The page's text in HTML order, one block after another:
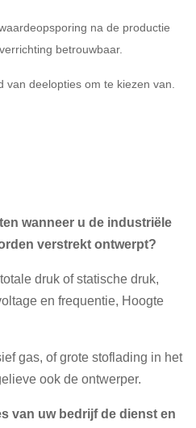
koppeling, de dekking van de
Temperatuursensor, Trillende
Systeem controleinstrument,
na de productie
betrouwbaar.
van deelopties om te kiezen van.
wanneer u de industriële
verstrekt ontwerpt?
druk of statische druk,
en frequentie, Hoogte
gas, of grote stoflading in het
ook de ontwerper.
van uw bedrijf de dienst en